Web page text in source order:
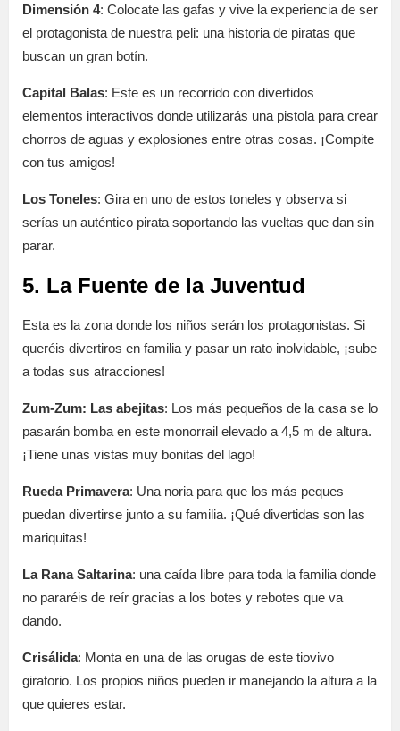
Dimensión 4: Colocate las gafas y vive la experiencia de ser
el protagonista de nuestra peli: una historia de piratas que
buscan un gran botín.
Capital Balas: Este es un recorrido con divertidos
elementos interactivos donde utilizarás una pistola para crear
chorros de aguas y explosiones entre otras cosas. ¡Compite
con tus amigos!
Los Toneles: Gira en uno de estos toneles y observa si
serías un auténtico pirata soportando las vueltas que dan sin
parar.
5. La Fuente de la Juventud
Esta es la zona donde los niños serán los protagonistas. Si
queréis divertiros en familia y pasar un rato inolvidable, ¡sube
a todas sus atracciones!
Zum-Zum: Las abejitas: Los más pequeños de la casa se lo
pasarán bomba en este monorrail elevado a 4,5 m de altura.
¡Tiene unas vistas muy bonitas del lago!
Rueda Primavera: Una noria para que los más peques
puedan divertirse junto a su familia. ¡Qué divertidas son las
mariquitas!
La Rana Saltarina: una caída libre para toda la familia donde
no pararéis de reír gracias a los botes y rebotes que va
dando.
Crisálida: Monta en una de las orugas de este tiovivo
giratorio. Los propios niños pueden ir manejando la altura a la
que quieres estar.